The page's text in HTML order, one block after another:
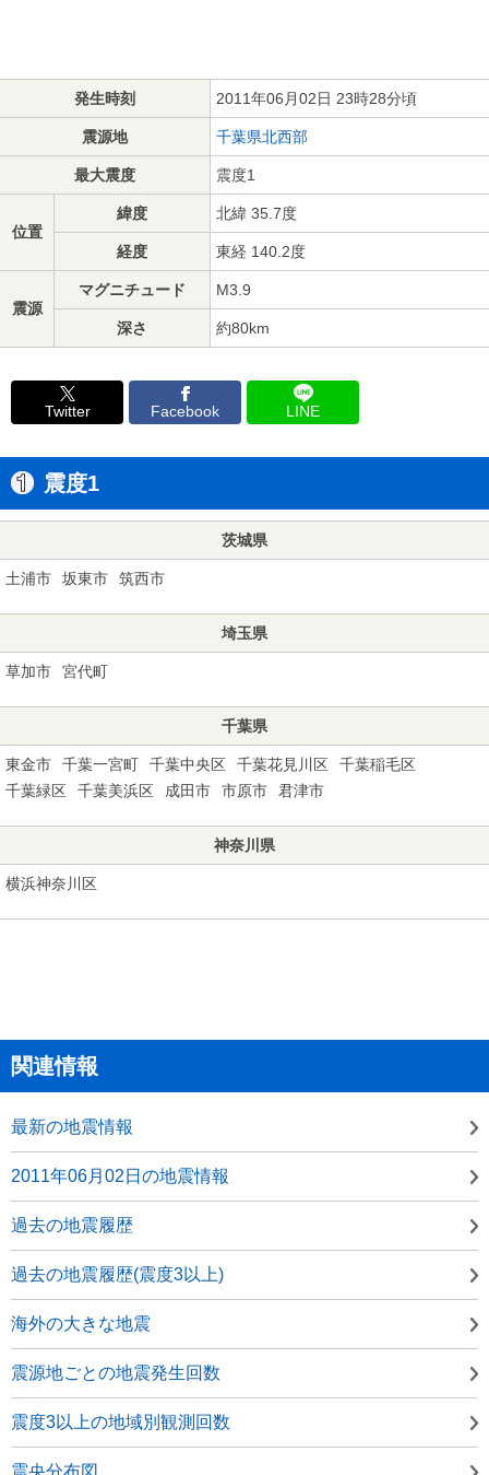
発生時刻 2011年06月02日 23時28分頃
震源地 千葉県北西部
最大震度 震度1
位置
緯度 北緯 35.7度
経度 東経 140.2度
震源
マグニチュード M3.9
深さ 約80km
Twitter Facebook LINE
震度1
茨城県
土浦市 坂東市 筑西市
埼玉県
草加市 宮代町
千葉県
東金市 千葉一宮町 千葉中央区 千葉花見川区
千葉稲毛区
千葉緑区
千葉美浜区 成田市 市原市 君津市
神奈川県
横浜神奈川区
関連情報
最新の地震情報
2011年06月02日の地震情報
過去の地震履歴
過去の地震履歴(震度3以上)
海外の大きな地震
震源地ごとの地震発生回数
震度3以上の地域別観測回数
震央分布図